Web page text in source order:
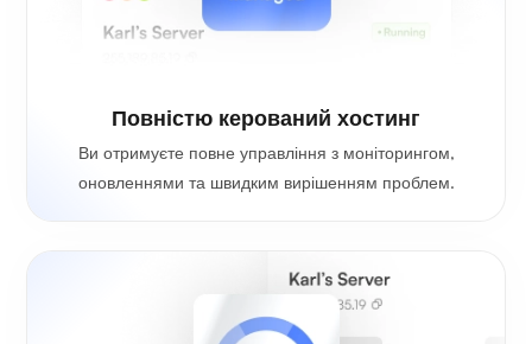
Повністю керований хостинг
Ви отримуєте повне управління з моніторингом,
оновленнями та швидким вирішенням проблем.